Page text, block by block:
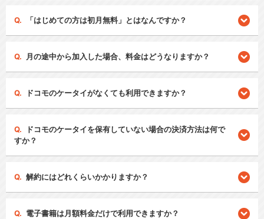
「はじめての方は初月無料」とはなんですか？
月の途中から加入した場合、料金はどうなりますか？
ドコモのケータイがなくても利用できますか？
ドコモのケータイを保有していない場合の決済方法は何で
すか？
解約にはどれくらいかかりますか？
電子書籍は月額料金だけで利用できますか？